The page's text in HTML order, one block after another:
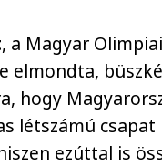
, a Magyar
elmondta,
hogy
létszámú csapat
ezúttal is